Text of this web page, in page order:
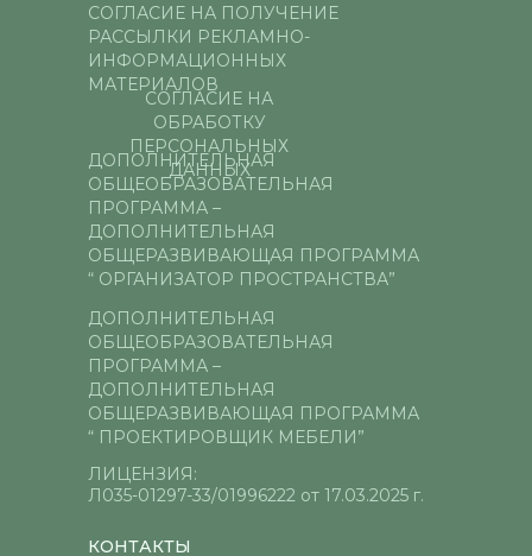
ЛИЦЕНЗИЯ:
Л035-01297-33/01996222 от 17.03.2025 г.
КОНТАКТЫ
СОГЛАСИЕ НА
ОБРАБОТКУ
ПЕРСОНАЛЬНЫХ
ДАННЫХ
СОГЛАСИЕ НА ПОЛУЧЕНИЕ
РАССЫЛКИ РЕКЛАМНО-
ИНФОРМАЦИОННЫХ
МАТЕРИАЛОВ
ДОПОЛНИТЕЛЬНАЯ
ОБЩЕОБРАЗОВАТЕЛЬНАЯ
ПРОГРАММА –
ДОПОЛНИТЕЛЬНАЯ
ОБЩЕРАЗВИВАЮЩАЯ ПРОГРАММА
“ ОРГАНИЗАТОР ПРОСТРАНСТВА”
ДОПОЛНИТЕЛЬНАЯ
ОБЩЕОБРАЗОВАТЕЛЬНАЯ
ПРОГРАММА –
ДОПОЛНИТЕЛЬНАЯ
ОБЩЕРАЗВИВАЮЩАЯ ПРОГРАММА
“ ПРОЕКТИРОВЩИК МЕБЕЛИ”